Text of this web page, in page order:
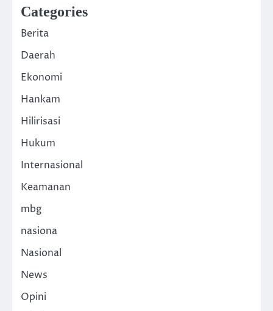
Categories
Berita
Daerah
Ekonomi
Hankam
Hilirisasi
Hukum
Internasional
Keamanan
mbg
nasiona
Nasional
News
Opini